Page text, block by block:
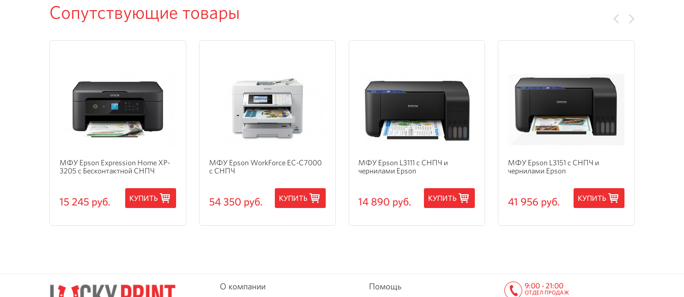
Сопутствующие товары
МФУ Epson Expression Home XP-
3205 с Бесконтактной СНПЧ
15 245 руб. КУПИТЬ
МФУ Epson WorkForce EC-C7000
с СНПЧ
54 350 руб. КУПИТЬ
МФУ Epson L3111 с СНПЧ и
чернилами Epson
14 890 руб. КУПИТЬ
МФУ Epson L3151 с СНПЧ и
чернилами Epson
41 956 руб. КУПИТЬ
О компании Помощь 9:00 - 21:00
ОТДЕЛ ПРОДАЖ